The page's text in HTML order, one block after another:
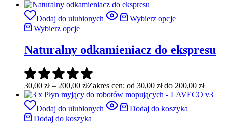
Dodaj do ulubionych
Wybierz opcje
Wybierz opcje
Naturalny odkamieniacz do ekspresu
30,00 zł – 200,00 złZakres cen: od 30,00 zł do 200,00 zł
Dodaj do ulubionych
Dodaj do koszyka
Dodaj do koszyka